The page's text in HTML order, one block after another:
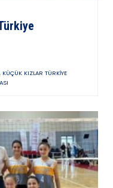
, KÜÇÜK KIZLAR TÜRKIYE